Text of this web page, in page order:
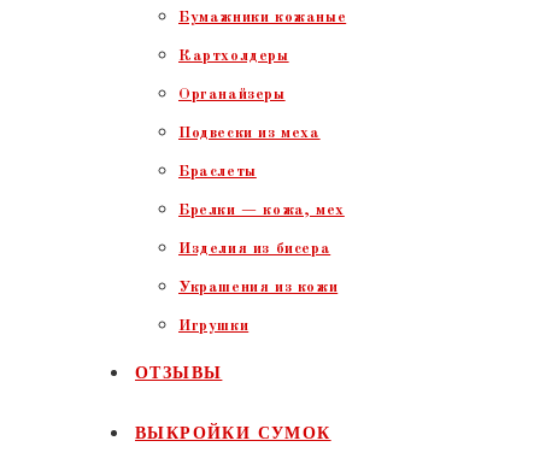
Бумажники кожаные
Картхолдеры
Органайзеры
Подвески из меха
Браслеты
Брелки — кожа, мех
Изделия из бисера
Украшения из кожи
Игрушки
ОТЗЫВЫ
ВЫКРОЙКИ СУМОК